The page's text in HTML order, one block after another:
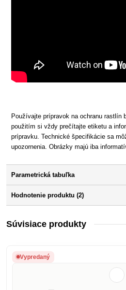
Používajte prípravok na ochranu rastlín
použitím si vždy prečítajte etiketu a
prípravku. Technické špecifikácie sa
upozornenia. Obrázky majú iba
Parametrická tabuľka
Hodnotenie produktu (2)
Súvisiace produkty
Vypredaný